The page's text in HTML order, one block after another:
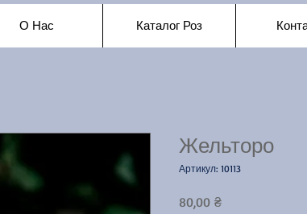
О Нас Каталог Роз
Жельторо
Артикул: 10113
80,00 ₴Цена